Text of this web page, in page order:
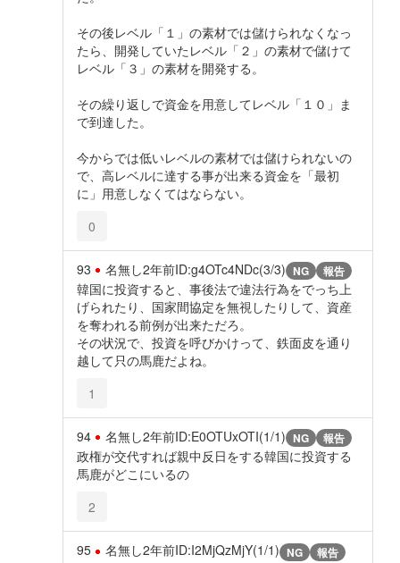
その後レベル「１」の素材では儲けられなくなっ
たら、開発していたレベル「２」の素材で儲けて
レベル「３」の素材を開発する。
その繰り返しで資金を用意してレベル「１０」ま
で到達した。
今からでは低いレベルの素材では儲けられないの
で、高レベルに達する事が出来る資金を「最初
に」用意しなくてはならない。
0
93 名無し2年前ID:g4OTc4NDc(3/3) NG 報告
韓国に投資すると、事後法で違法行為をでっち上
げられたり、国家間協定を無視したりして、資産
を奪われる前例が出来ただろ。
その状況で、投資を呼びかけって、鉄面皮を通り
越して只の馬鹿だよね。
1
94 名無し2年前ID:E0OTUxOTI(1/1) NG 報告
政権が交代すれば親中反日をする韓国に投資する
馬鹿がどこにいるの
2
95 名無し2年前ID:I2MjQzMjY(1/1) NG 報告